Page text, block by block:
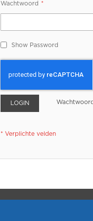
Wachtwoord
Show Password
LOGIN